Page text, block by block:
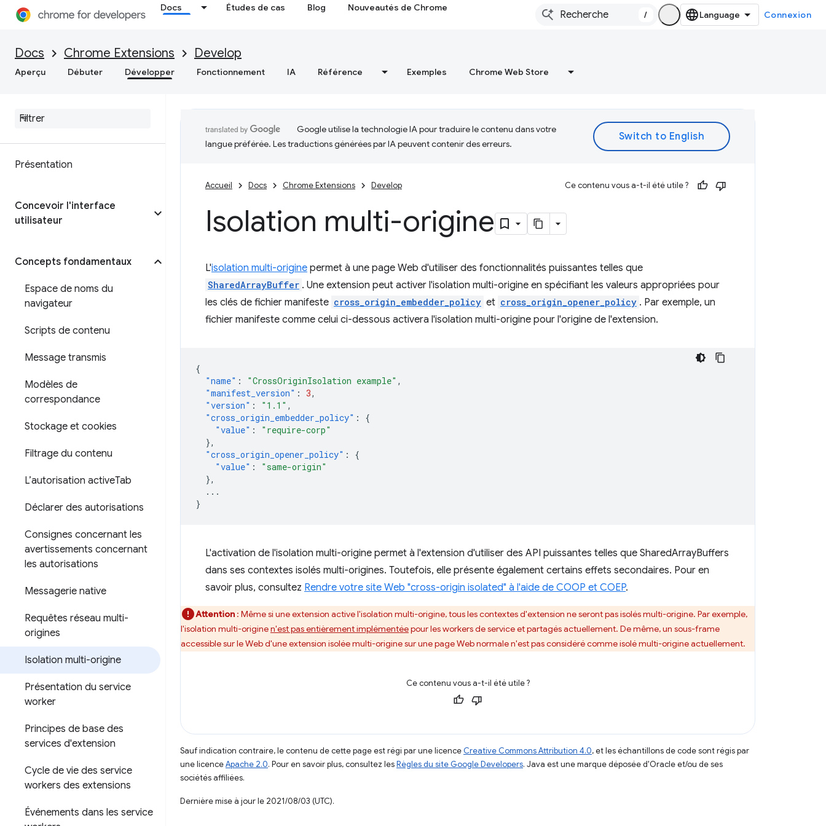
Docs Études de cas Blog Nouveautés de Chrome
/ Connexion
Docs Chrome Extensions Develop
Aperçu Débuter Développer Fonctionnement IA Référence Exemples Chrome Web Store
Présentation
Concevoir l'interface
utilisateur
Concepts fondamentaux
Espace de noms du
navigateur
Scripts de contenu
Message transmis
Modèles de
correspondance
Stockage et cookies
Filtrage du contenu
L’autorisation activeTab
Déclarer des autorisations
Consignes concernant les
avertissements concernant
les autorisations
Messagerie native
Requêtes réseau multi-
origines
Isolation multi-origine
Présentation du service
worker
Principes de base des
services d'extension
Cycle de vie des service
workers des extensions
Événements dans les service
Google utilise la technologie IA pour traduire le contenu dans votre
langue préférée. Les traductions générées par IA peuvent contenir des erreurs.
Accueil Docs Chrome Extensions Develop Ce contenu vous a-t-il été utile ?
Isolation multi-origine
L'isolation multi-origine permet à une page Web d'utiliser des fonctionnalités puissantes telles que
SharedArrayBuffer . Une extension peut activer l'isolation multi-origine en spécifiant les valeurs appropriées pour
les clés de fichier manifeste cross_origin_embedder_policy et cross_origin_opener_policy . Par exemple, un
fichier manifeste comme celui ci-dessous activera l'isolation multi-origine pour l'origine de l'extension.
{
"name" : "CrossOriginIsolation example" ,
"manifest_version" : 3,
"version" : "1.1" ,
"cross_origin_embedder_policy" :
{
"value" :
"require-corp"
},
"cross_origin_opener_policy" :
{
"value" :
"same-origin"
},
...
}
L'activation de l'isolation multi-origine permet à l'extension d'utiliser des API puissantes telles que SharedArrayBuffers
dans ses contextes isolés multi-origines. Toutefois, elle présente également certains effets secondaires. Pour en
savoir plus, consultez Rendre votre site Web "cross-origin isolated" à l'aide de COOP et COEP.
Attention : Même si une extension active l'isolation multi-origine, tous les contextes d'extension ne seront pas isolés multi-origine. Par exemple,
l'isolation multi-originen'est pas entièrement implémentéepour les workers de service et partagés actuellement. De même, un sous-frame
accessible sur le Web d'une extension isolée multi-origine sur une page Web normale n'est pas considéré comme isolé multi-origine actuellement.
Ce contenu vous a-t-il été utile ?
Sauf indication contraire, le contenu de cette page est régi par une licence Creative Commons Attribution 4.0, et les échantillons de code sont régis par
une licenceApache 2.0. Pour en savoir plus, consultez lesRègles du site Google Developers. Java est une marque déposée d'Oracle et/ou de ses
sociétés affiliées.
Dernière mise à jour le 2021/08/03 (UTC).